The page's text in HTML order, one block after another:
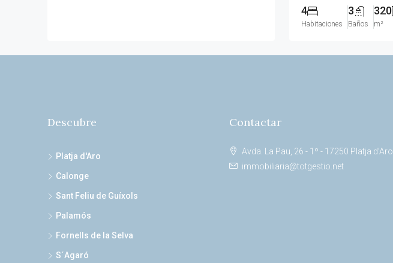
4
Habitaciones
3
Baños
320
m²
Descubre
Platja d'Aro
Calonge
Sant Feliu de Guíxols
Palamós
Fornells de la Selva
S´Agaró
Contactar
Avda. La Pau, 26 - 1º - 17250 Platja d’Aro
immobiliaria@totgestio.net